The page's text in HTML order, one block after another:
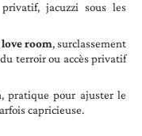
jacuzzi sous les
love room, surclassement
terroir ou accès privatif
pratique pour ajuster le
capricieuse.